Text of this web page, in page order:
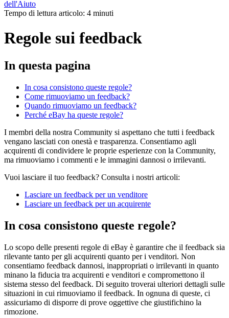
dell'Aiuto
Tempo di lettura articolo: 4 minuti
Regole sui feedback
In questa pagina
In cosa consistono queste regole?
Come rimuoviamo un feedback?
Quando rimuoviamo un feedback?
Perché eBay ha queste regole?
I membri della nostra Community si aspettano che tutti i feedback
vengano lasciati con onestà e trasparenza. Consentiamo agli
acquirenti di condividere le proprie esperienze con la Community,
ma rimuoviamo i commenti e le immagini dannosi o irrilevanti.
Vuoi lasciare il tuo feedback? Consulta i nostri articoli:
Lasciare un feedback per un venditore
Lasciare un feedback per un acquirente
In cosa consistono queste regole?
Lo scopo delle presenti regole di eBay è garantire che il feedback sia
rilevante tanto per gli acquirenti quanto per i venditori. Non
consentiamo feedback dannosi, inappropriati o irrilevanti in quanto
minano la fiducia tra acquirenti e venditori e compromettono il
sistema stesso del feedback. Di seguito troverai ulteriori dettagli sulle
situazioni in cui rimuoviamo il feedback. In ognuna di queste, ci
assicuriamo di disporre di prove oggettive che giustifichino la
rimozione.